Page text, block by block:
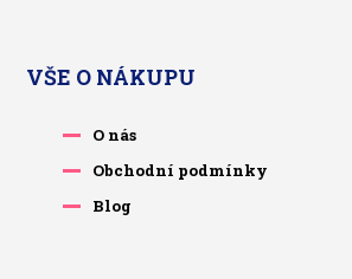
VŠE O NÁKUPU
O nás
Obchodní podmínky
Blog